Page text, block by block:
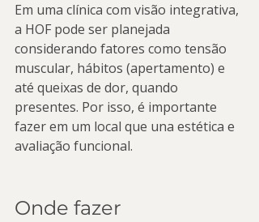
Em uma clínica com visão integrativa,
a HOF pode ser planejada
considerando fatores como tensão
muscular, hábitos (apertamento) e
até queixas de dor, quando
presentes. Por isso, é importante
fazer em um local que una estética e
avaliação funcional.
Onde fazer